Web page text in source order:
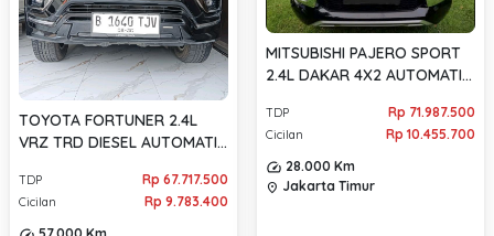
TOYOTA FORTUNER 2.4L
VRZ TRD DIESEL AUTOMATIC
TDP Rp 67.717.500
Cicilan
Rp 9.783.400
MITSUBISHI PAJERO SPORT
2.4L DAKAR 4X2 AUTOMATIC
TDP Rp 71.987.500
Cicilan
Rp 10.455.700
28.000 Km
location_on Jakarta Timur